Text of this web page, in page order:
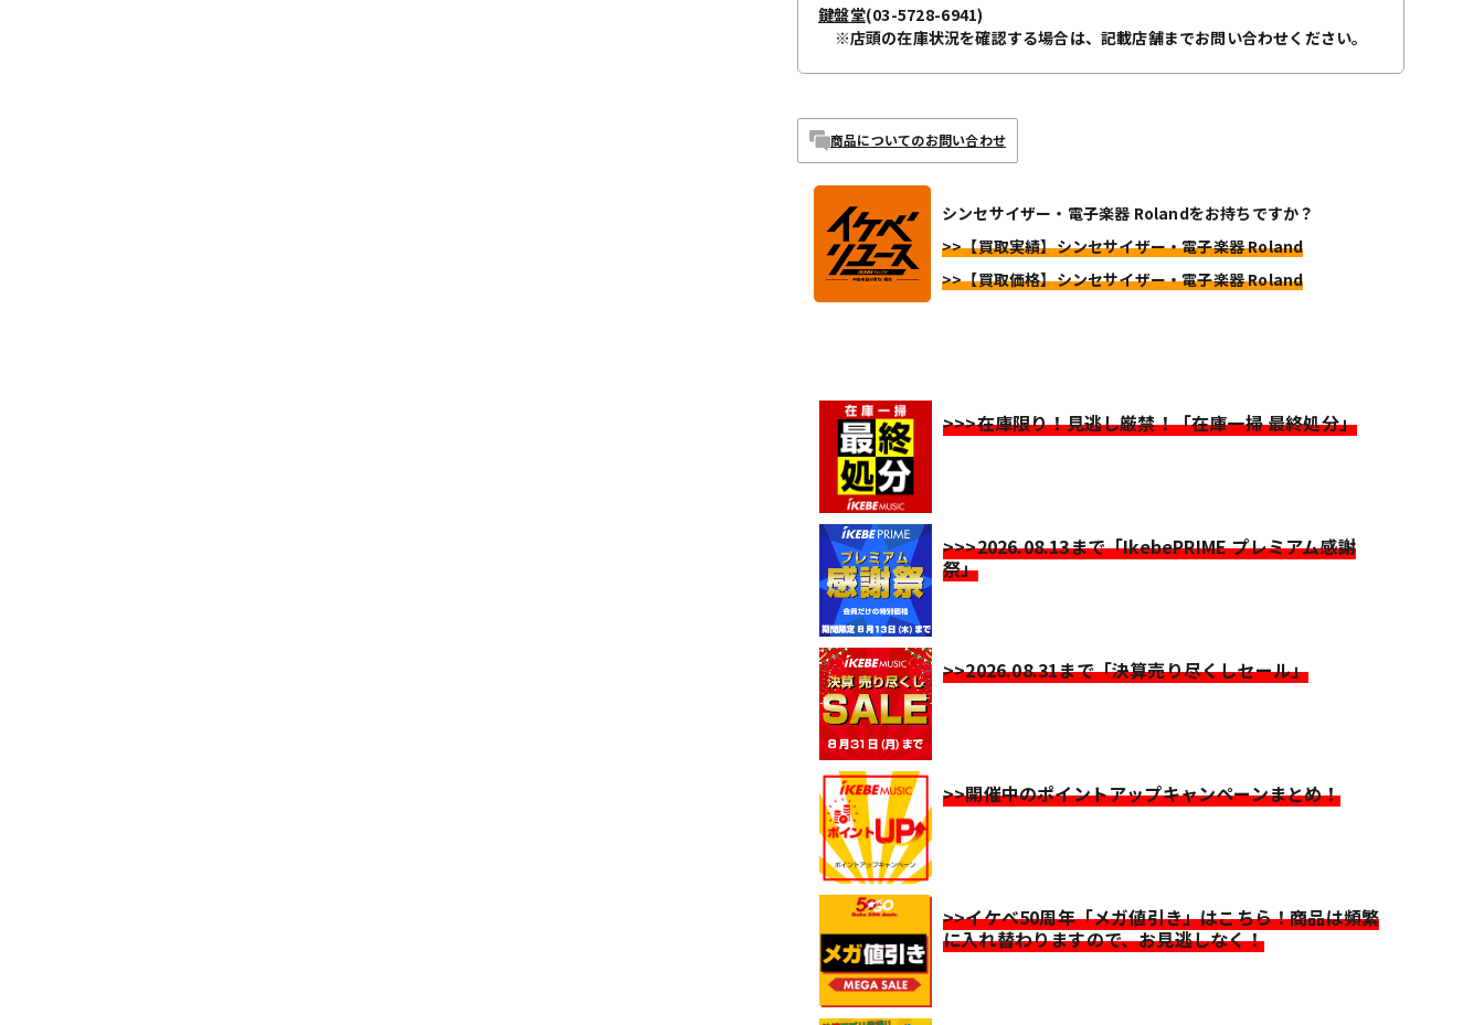
鍵盤堂(03-5728-6941)
※店頭の在庫状況を確認する場合は、記載店舗までお問い合わせください。
商品についてのお問い合わせ
シンセサイザー・電子楽器 Rolandをお持ちですか？
>>【買取実績】シンセサイザー・電子楽器 Roland
>>【買取価格】シンセサイザー・電子楽器 Roland
>>>在庫限り！見逃し厳禁！「在庫一掃 最終処分」
>>>2026.08.13まで「IkebePRIME プレミアム感謝
祭」
>>2026.08.31まで「決算売り尽くしセール」
>>開催中のポイントアップキャンペーンまとめ！
>>イケベ50周年「メガ値引き」はこちら！商品は頻繁
に入れ替わりますので、お見逃しなく！